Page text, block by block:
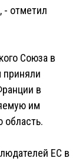
- отметил
Союза в
приняли
в
им
область.
ЕС в